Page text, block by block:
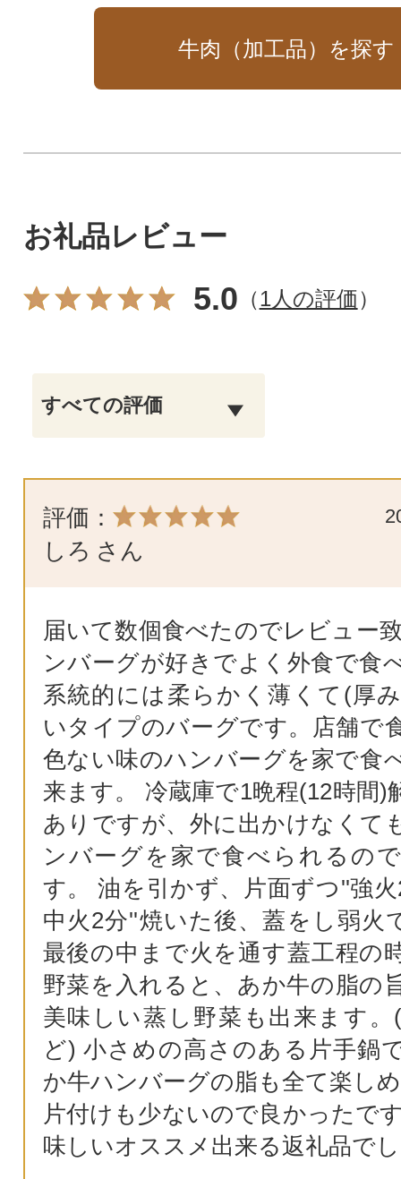
牛肉（加工品）を探す
お礼品レビュー
5.0 （1人の評価）
評価：
しろ さん
届いて数個食べたのでレビュー
ンバーグが好きでよく外食で食
系統的には柔らかく薄くて(厚
いタイプのバーグです。店舗で
色ない味のハンバーグを家で食
来ます。 冷蔵庫で1晩程(12時間)
ありですが、外に出かけなくて
ンバーグを家で食べられるの
す。 油を引かず、片面ずつ''強
中火2分''焼いた後、蓋をし弱火
最後の中まで火を通す蓋工程の
野菜を入れると、あか牛の脂の
美味しい蒸し野菜も出来ます
ど) 小さめの高さのある片手鍋
か牛ハンバーグの脂も全て楽し
片付けも少ないので良かったで
味しいオススメ出来る返礼品で